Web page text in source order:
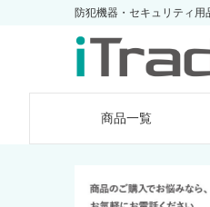
防犯機器・セキュリティ
商品一覧